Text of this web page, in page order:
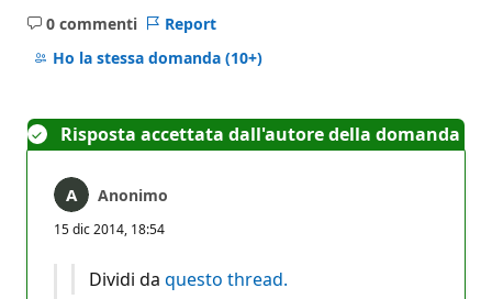
0 commenti
Nessun
commento
Report
Ho la stessa domanda (10+)
Risposta accettata dall'autore della domanda
Anonimo
15 dic 2014, 18:54
Dividi da questo thread.